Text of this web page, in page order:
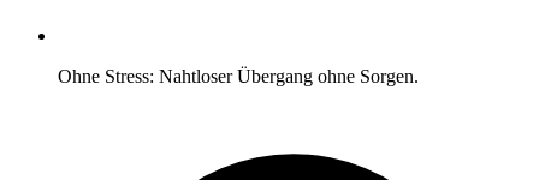
Ohne Stress: Nahtloser Übergang ohne Sorgen.